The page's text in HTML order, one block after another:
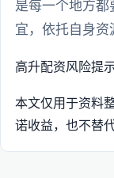
是每一个地方都
宜，依托自身资
高升配资风险提
本文仅用于资料
诺收益，也不替